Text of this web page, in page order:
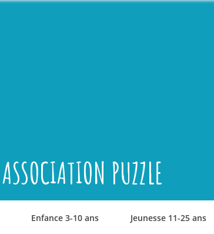
ASSOCIATION PUZZLE
Enfance 3-10 ans Jeunesse 11-25 ans